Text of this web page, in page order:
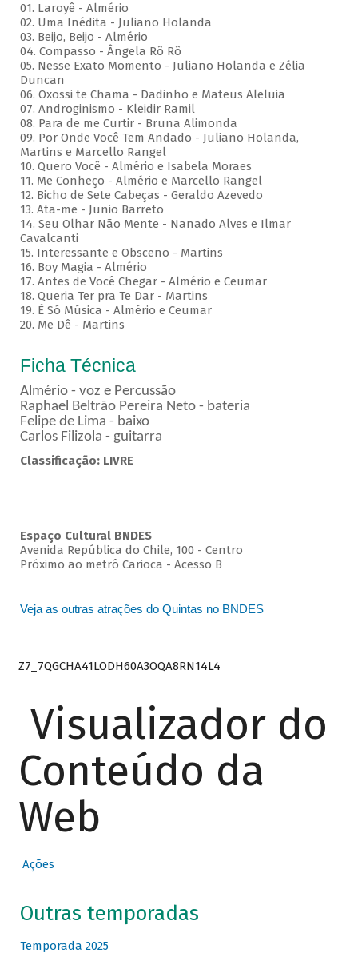
01. Laroyê - Almério
02. Uma Inédita - Juliano Holanda
03. Beijo, Beijo - Almério
04. Compasso - Ângela Rô Rô
05. Nesse Exato Momento - Juliano Holanda e Zélia
Duncan
06. Oxossi te Chama - Dadinho e Mateus Aleluia
07. Androginismo - Kleidir Ramil
08. Para de me Curtir - Bruna Alimonda
09. Por Onde Você Tem Andado - Juliano Holanda,
Martins e Marcello Rangel
10. Quero Você - Almério e Isabela Moraes
11. Me Conheço - Almério e Marcello Rangel
12. Bicho de Sete Cabeças - Geraldo Azevedo
13. Ata-me - Junio Barreto
14. Seu Olhar Não Mente - Nanado Alves e Ilmar
Cavalcanti
15. Interessante e Obsceno - Martins
16. Boy Magia - Almério
17. Antes de Você Chegar - Almério e Ceumar
18. Queria Ter pra Te Dar - Martins
19. É Só Música - Almério e Ceumar
20. Me Dê - Martins
Ficha Técnica
Almério - voz e Percussão
Raphael Beltrão Pereira Neto - bateria
Felipe de Lima - baixo
Carlos Filizola - guitarra
Classificação: LIVRE
Espaço Cultural BNDES
Avenida República do Chile, 100 - Centro
Próximo ao metrô Carioca - Acesso B
Veja as outras atrações do Quintas no BNDES
Z7_7QGCHA41LODH60A3OQA8RN14L4
Visualizador do
Conteúdo da
Web
Ações
Outras temporadas
Temporada 2025